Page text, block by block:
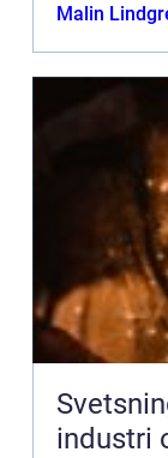
Malin
industri